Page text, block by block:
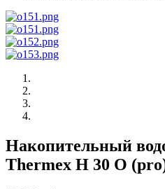
Накопительный
Thermex H 30 O